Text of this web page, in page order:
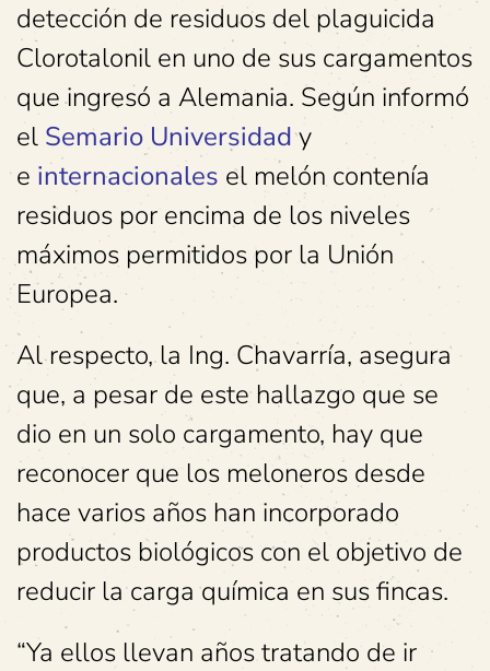
detección de residuos del plaguicida
Clorotalonil en uno de sus cargamentos
que ingresó a Alemania. Según informó
el Semario Universidady
e internacionales el melón contenía
residuos por encima de los niveles
máximos permitidos por la Unión
Europea.
Al respecto, la Ing. Chavarría, asegura
que, a pesar de este hallazgo que se
dio en un solo cargamento, hay que
reconocer que los meloneros desde
hace varios años han incorporado
productos biológicos con el objetivo de
reducir la carga química en sus fincas.
“Ya ellos llevan años tratando de ir